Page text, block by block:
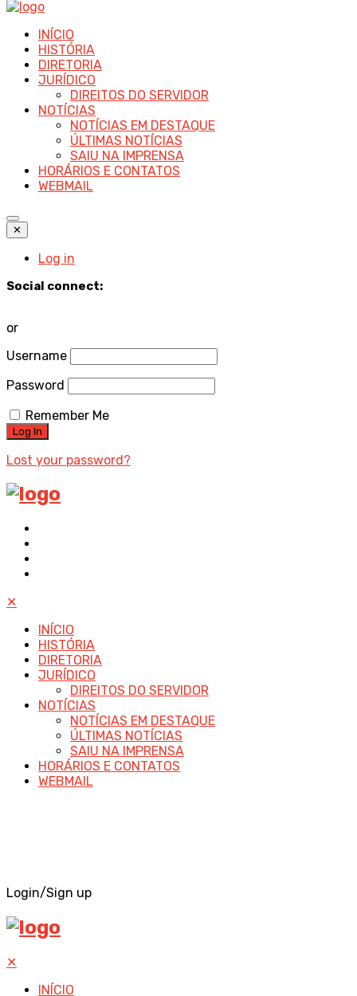
INÍCIO
HISTÓRIA
DIRETORIA
JURÍDICO
DIREITOS DO SERVIDOR
NOTÍCIAS
NOTÍCIAS EM DESTAQUE
ÚLTIMAS NOTÍCIAS
SAIU NA IMPRENSA
HORÁRIOS E CONTATOS
WEBMAIL
✕
Log in
Social connect:
or
Username
Password
Remember Me
Lost your password?
✕
INÍCIO
HISTÓRIA
DIRETORIA
JURÍDICO
DIREITOS DO SERVIDOR
NOTÍCIAS
NOTÍCIAS EM DESTAQUE
ÚLTIMAS NOTÍCIAS
SAIU NA IMPRENSA
HORÁRIOS E CONTATOS
WEBMAIL
Login/Sign up
✕
INÍCIO